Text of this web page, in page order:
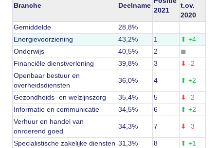
Branche Deelname
2021
t.ov.
2020
Gemiddelde
28,8%
Energievoorziening
43,2% 1 ⬆ +4
Onderwijs
40,5% 2
◼
Financiële dienstverlening
39,8% 3 ⬇ -2
Openbaar bestuur en
overheidsdiensten
36,0% 4 ⬆ +2
Gezondheids- en welzijnszorg 35,4% 5 ⬇ -2
Informatie en communicatie
34,5% 6 ⬆ +2
Verhuur en handel van
onroerend goed
34,3% 7 ⬇ -3
Specialistische zakelijke diensten 31,3% 8 ⬆ +1